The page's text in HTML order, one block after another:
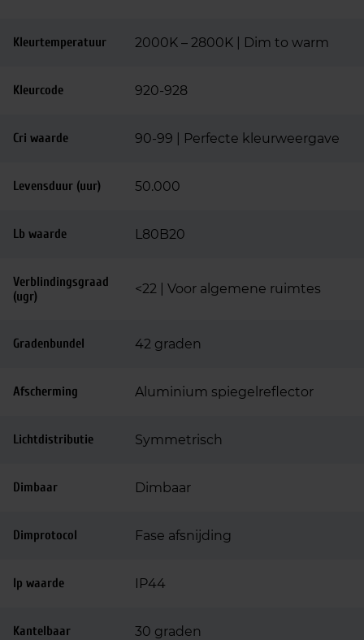
Kleurtemperatuur 2000K – 2800K | Dim to warm
Kleurcode 920-928
Cri waarde 90-99 | Perfecte kleurweergave
Levensduur (uur) 50.000
Lb waarde L80B20
Verblindingsgraad
(ugr)
<22 | Voor algemene ruimtes
Gradenbundel 42 graden
Afscherming Aluminium spiegelreflector
Lichtdistributie Symmetrisch
Dimbaar Dimbaar
Dimprotocol Fase afsnijding
Ip waarde IP44
Kantelbaar 30 graden